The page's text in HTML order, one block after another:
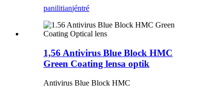
panilitianjéntré
1,56 Antivirus Blue Block HMC
Green Coating lensa optik
Antivirus Blue Block HMC